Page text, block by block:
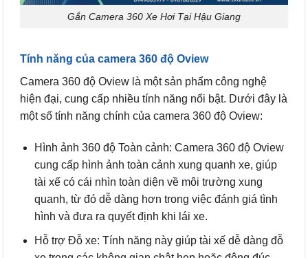
Gắn Camera 360 Xe Hơi Tại Hậu Giang
Tính năng của camera 360 độ Oview
Camera 360 độ Oview là một sản phẩm công nghệ
hiện đại, cung cấp nhiều tính năng nổi bật. Dưới đây là
một số tính năng chính của camera 360 độ Oview:
Hình ảnh 360 độ Toàn cảnh: Camera 360 độ Oview
cung cấp hình ảnh toàn cảnh xung quanh xe, giúp
tài xế có cái nhìn toàn diện về môi trường xung
quanh, từ đó dễ dàng hơn trong việc đánh giá tình
hình và đưa ra quyết định khi lái xe.
Hỗ trợ Đỗ xe: Tính năng này giúp tài xế dễ dàng đỗ